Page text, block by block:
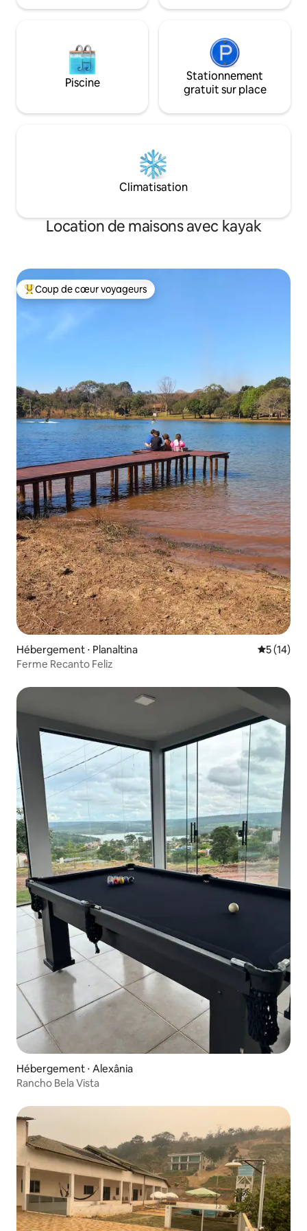
l'État de Goiás, et à 1 heure et
Piscine
Stationnement
gratuit sur place
Climatisation
Location de maisons avec kayak
Coups de cœur voyageurs les plus appréciés
Coup de cœur voyageurs
Hébergement ⋅ Planaltina
5 (14)
Ferme Recanto Feliz
Hébergement ⋅ Alexânia
Rancho Bela Vista